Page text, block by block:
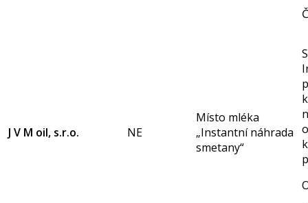
J V M oil, s.r.o. NE
Místo mléka
„Instantní náhrada
smetany“